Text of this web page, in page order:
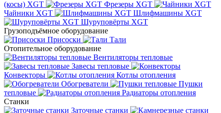
(косы) XGT
Фрезеры XGT
Чайники XGT
Шлифмашины XGT
Шуруповёрты XGT
Грузоподъёмное оборудование
Присоски
Тали
Отопительное оборудование
Вентиляторы тепловые
Завесы тепловые
Конвекторы
Котлы отопления
Обогреватели
Пушки
тепловые
Радиаторы отопления
Станки
Заточные станки